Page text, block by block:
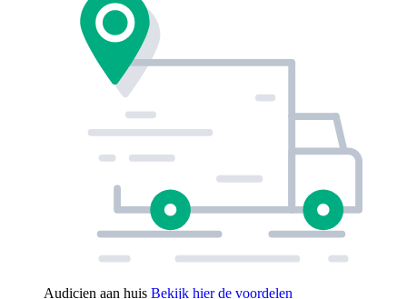
Audicien aan huis Bekijk hier de voordelen